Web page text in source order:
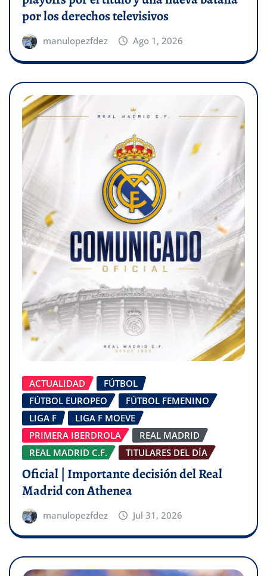
por los derechos televisivos
manulopezfdez Ago 1, 2026
ACTUALIDAD
FÚTBOL
FÚTBOL EUROPEO
FÚTBOL FEMENINO
LIGA F
LIGA F MOEVE
PRIMERA IBERDROLA
REAL MADRID
REAL MADRID C.F.
TITULARES DEL DÍA
Oficial | Importante decisión del Real
Madrid con Athenea
manulopezfdez Jul 31, 2026